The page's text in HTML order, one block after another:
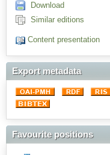
Download
Similar editions
Content presentation
Export metadata
Favourite positions